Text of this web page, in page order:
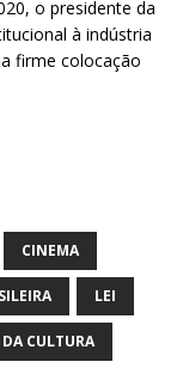
o presidente da
à indústria
firme colocação
CINEMA
LEI
CULTURA